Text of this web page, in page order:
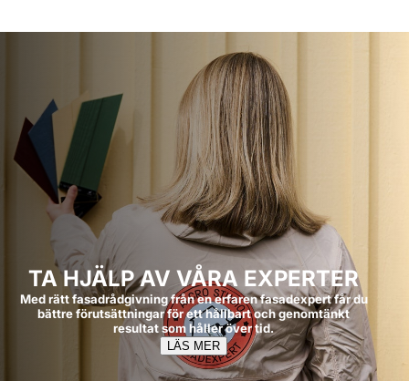
TA HJÄLP AV VÅRA EXPERTER
Med rätt fasadrådgivning från en erfaren fasadexpert får du
bättre förutsättningar för ett hållbart och genomtänkt
resultat som håller över tid.
LÄS MER